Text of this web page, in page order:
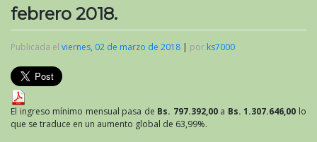
febrero 2018.
Publicada el viernes, 02 de marzo de 2018 | por ks7000
El ingreso mínimo mensual pasa de Bs. 797.392,00a Bs. 1.307.646,00 lo
que se traduce en un aumento global de 63,99%.